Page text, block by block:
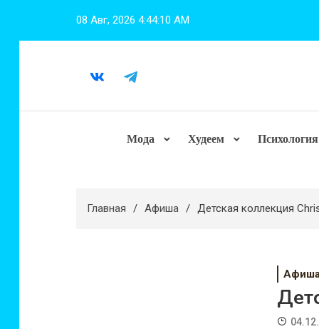
08 Авг, 2026 4:44:11 AM
Мода Худеем Психология
Главная Афиша Детская коллекция